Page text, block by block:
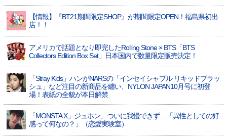
【情報】『BT21期間限定SHOP』が期間限定OPEN！福島県初出
店！！
アメリカで話題となり即完したRolling Stone × BTS「BTS
Collectors Edition Box Set」日本国内で数量限定販売決定！
「Stray Kids」ハンがNARSの「インセイシャブル リキッドブラッ
シュ」など注目の新商品を纏い、NYLON JAPAN10月号に初登
場！表紙の全貌が本日解禁
「MONSTA X」ジュホン、ついに我慢できず…「異性としての好
感って何なの？」（恋愛実験室）